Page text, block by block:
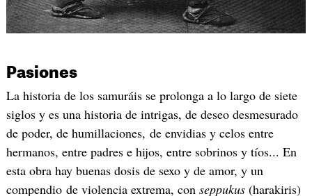
Pasiones
La historia de los samuráis se prolonga a lo largo de siete
siglos y es una historia de intrigas, de deseo desmesurado
de poder, de humillaciones, de envidias y celos entre
hermanos, entre padres e hijos, entre sobrinos y tíos... En
esta obra hay buenas dosis de sexo y de amor, y un
compendio de violencia extrema, con seppukus(harakiris)